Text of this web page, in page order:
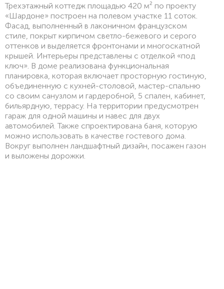
Трехэтажный коттедж площадью 420 м² по проекту
«Шардоне» построен на полевом участке 11 соток.
Фасад, выполненный в лаконичном французском
стиле, покрыт кирпичом светло-бежевого и серого
оттенков и выделяется фронтонами и многоскатной
крышей. Интерьеры представлены с отделкой «под
ключ». В доме реализована функциональная
планировка, которая включает просторную гостиную,
объединенную с кухней-столовой, мастер-спальню
со своим санузлом и гардеробной, 5 спален, кабинет,
бильярдную, террасу. На территории предусмотрен
гараж для одной машины и навес для двух
автомобилей. Также спроектирована баня, которую
можно использовать в качестве гостевого дома.
Вокруг выполнен ландшафтный дизайн, посажен газон
и выложены дорожки.